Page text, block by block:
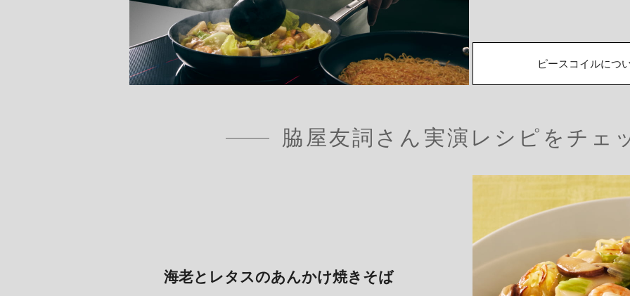
ピースコイルにつ
脇屋友詞さん実演レシピをチェ
海老とレタスのあんかけ焼きそば